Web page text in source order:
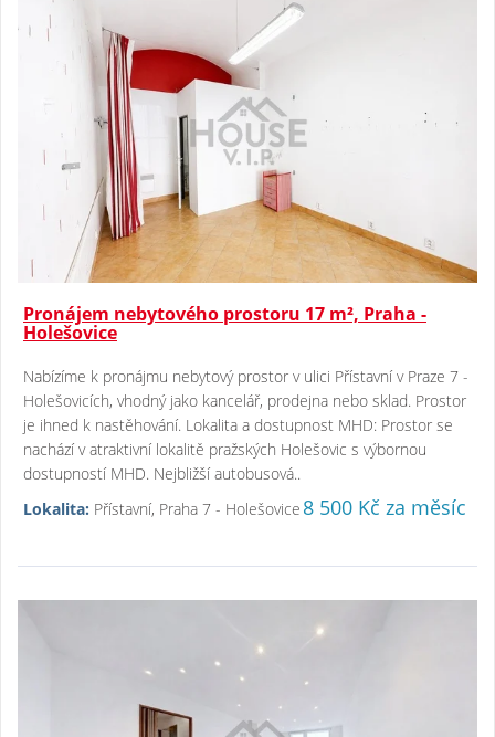
Pronájem nebytového prostoru 17 m², Praha -
Holešovice
Nabízíme k pronájmu nebytový prostor v ulici Přístavní v Praze 7 -
Holešovicích, vhodný jako kancelář, prodejna nebo sklad. Prostor
je ihned k nastěhování. Lokalita a dostupnost MHD: Prostor se
nachází v atraktivní lokalitě pražských Holešovic s výbornou
dostupností MHD. Nejbližší autobusová..
Lokalita: Přístavní, Praha 7 - Holešovice 8 500 Kč za měsíc